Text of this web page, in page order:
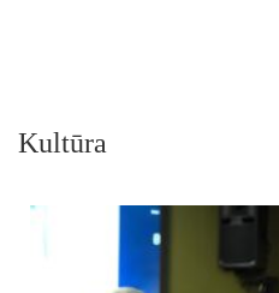
Kultūra